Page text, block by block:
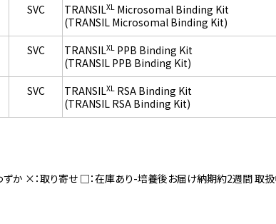
SVC TRANSILXL Microsomal Binding Kit
(TRANSIL Microsomal Binding Kit)
SVC TRANSILXL PPB Binding Kit
(TRANSIL PPB Binding Kit)
SVC TRANSILXL RSA Binding Kit
(TRANSIL RSA Binding Kit)
か ×：取り寄せ □：在庫あり-培養後お届け納期約2週間 取扱